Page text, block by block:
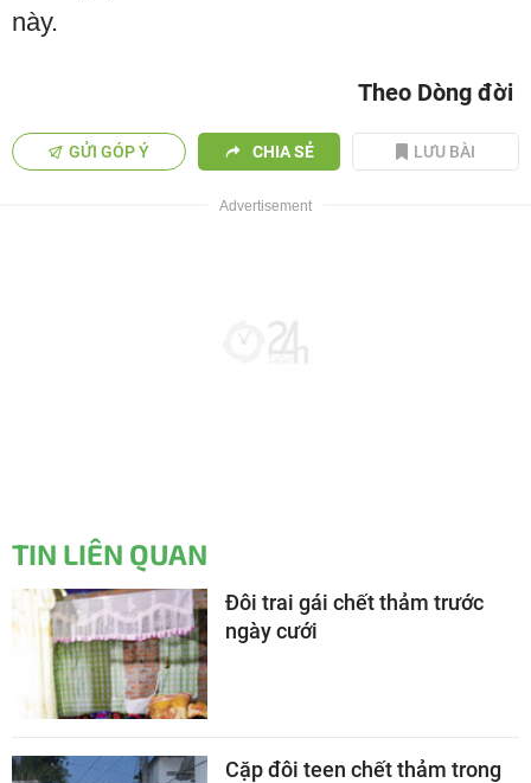
này.
Theo Dòng đời
GỬI GÓP Ý CHIA SẺ LƯU BÀI
TIN LIÊN QUAN
Đôi trai gái chết thảm trước
ngày cưới
Cặp đôi teen chết thảm trong